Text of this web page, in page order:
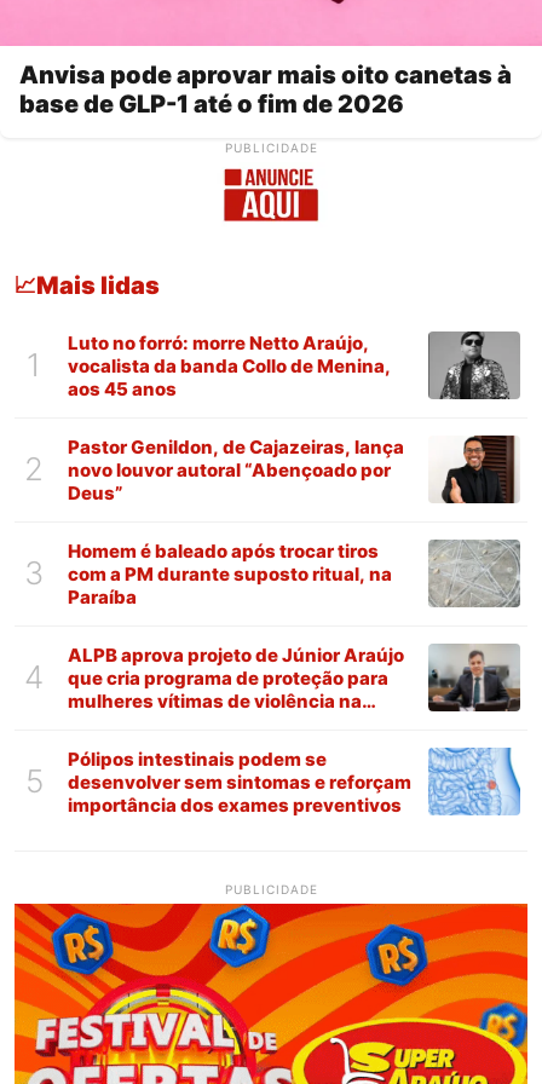
Anvisa pode aprovar mais oito canetas à
base de GLP-1 até o fim de 2026
PUBLICIDADE
📈Mais lidas
1
Luto no forró: morre Netto Araújo,
vocalista da banda Collo de Menina,
aos 45 anos
2
Pastor Genildon, de Cajazeiras, lança
novo louvor autoral “Abençoado por
Deus”
3
Homem é baleado após trocar tiros
com a PM durante suposto ritual, na
Paraíba
4
ALPB aprova projeto de Júnior Araújo
que cria programa de proteção para
mulheres vítimas de violência na
5
Pólipos intestinais podem se
desenvolver sem sintomas e reforçam
importância dos exames preventivos
PUBLICIDADE